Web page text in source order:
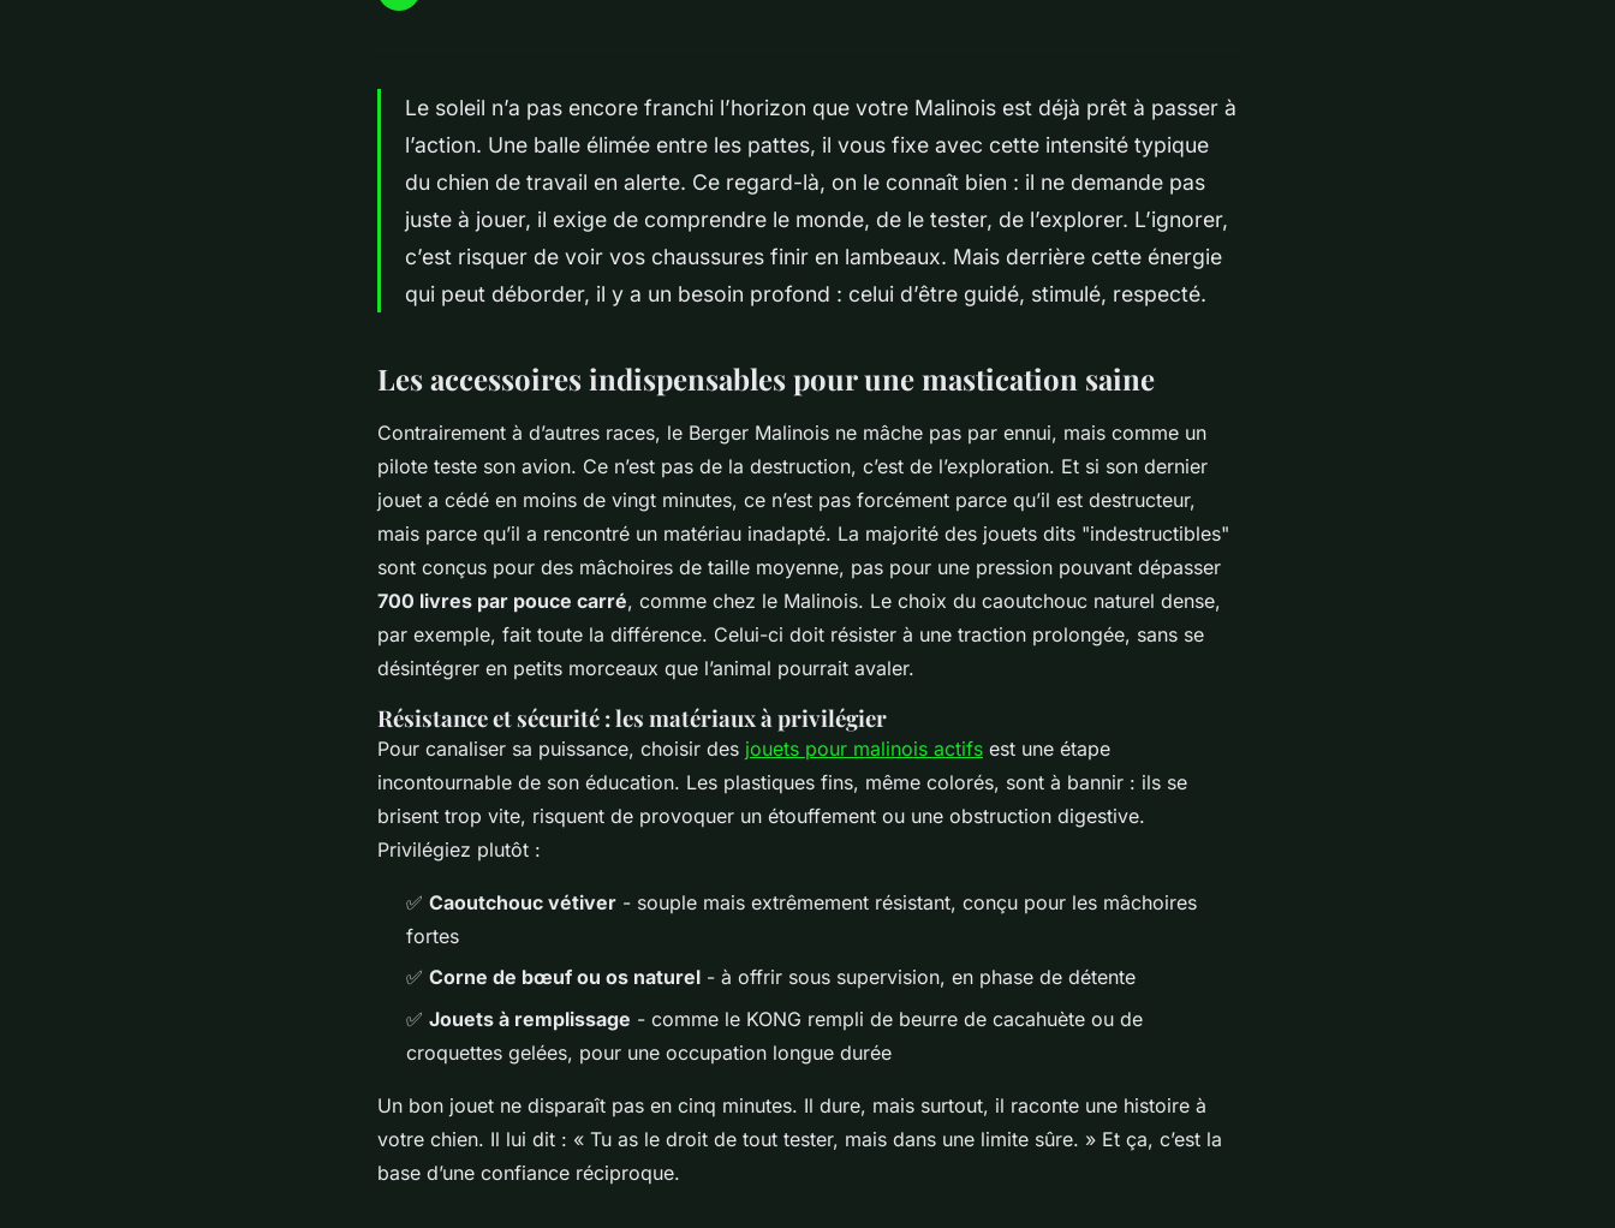
Le soleil n’a pas encore franchi l’horizon que votre Malinois est déjà prêt à passer à
l’action. Une balle élimée entre les pattes, il vous fixe avec cette intensité typique
du chien de travail en alerte. Ce regard-là, on le connaît bien : il ne demande pas
juste à jouer, il exige de comprendre le monde, de le tester, de l’explorer. L’ignorer,
c’est risquer de voir vos chaussures finir en lambeaux. Mais derrière cette énergie
qui peut déborder, il y a un besoin profond : celui d’être guidé, stimulé, respecté.
Les accessoires indispensables pour une mastication saine
Contrairement à d’autres races, le Berger Malinois ne mâche pas par ennui, mais comme un
pilote teste son avion. Ce n’est pas de la destruction, c’est de l’exploration. Et si son dernier
jouet a cédé en moins de vingt minutes, ce n’est pas forcément parce qu’il est destructeur,
mais parce qu’il a rencontré un matériau inadapté. La majorité des jouets dits "indestructibles"
sont conçus pour des mâchoires de taille moyenne, pas pour une pression pouvant dépasser
700 livres par pouce carré, comme chez le Malinois. Le choix du caoutchouc naturel dense,
par exemple, fait toute la différence. Celui-ci doit résister à une traction prolongée, sans se
désintégrer en petits morceaux que l’animal pourrait avaler.
Résistance et sécurité : les matériaux à privilégier
Pour canaliser sa puissance, choisir des jouets pour malinois actifs est une étape
incontournable de son éducation. Les plastiques fins, même colorés, sont à bannir : ils se
brisent trop vite, risquent de provoquer un étouffement ou une obstruction digestive.
Privilégiez plutôt :
✅ Caoutchouc vétiver - souple mais extrêmement résistant, conçu pour les mâchoires
fortes
✅ Corne de bœuf ou os naturel - à offrir sous supervision, en phase de détente
✅ Jouets à remplissage - comme le KONG rempli de beurre de cacahuète ou de
croquettes gelées, pour une occupation longue durée
Un bon jouet ne disparaît pas en cinq minutes. Il dure, mais surtout, il raconte une histoire à
votre chien. Il lui dit : « Tu as le droit de tout tester, mais dans une limite sûre. » Et ça, c’est la
base d’une confiance réciproque.